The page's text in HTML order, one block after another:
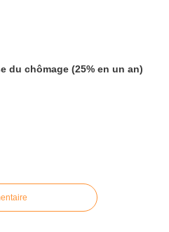
du chômage (25% en un an)